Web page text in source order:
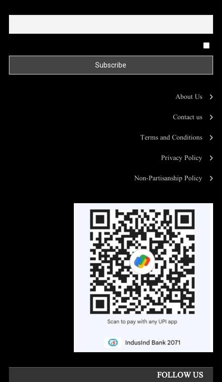
About Us
Contact us
Terms and Conditions
Privacy Policy
Non-Partisanship Policy
FOLLOW US